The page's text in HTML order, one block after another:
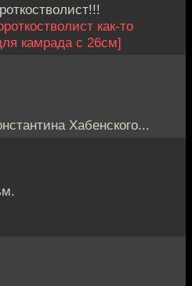
как-то
камрада с 26см]
Хабенского...